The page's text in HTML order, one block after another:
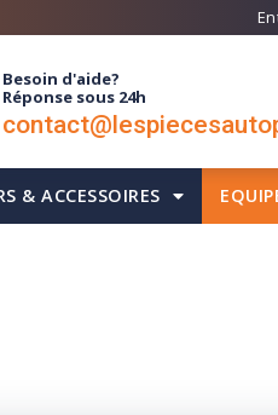
Besoin d'aide?
Réponse sous 24h
& ACCESSOIRES